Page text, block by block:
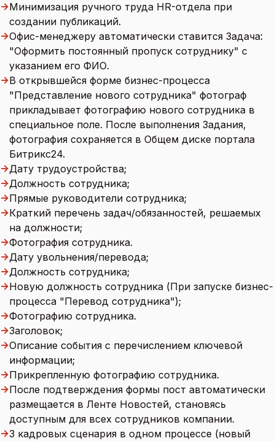
→Минимизация ручного труда HR-отдела при
создании публикаций.
→Офис-менеджеру автоматически ставится Задача:
"Оформить постоянный пропуск сотруднику" с
указанием его ФИО.
→В открывшейся форме бизнес-процесса
"Представление нового сотрудника" фотограф
прикладывает фотографию нового сотрудника в
специальное поле. После выполнения Задания,
фотография сохраняется в Общем диске портала
Битрикс24.
→Дату трудоустройства;
→Должность сотрудника;
→Прямые руководители сотрудника;
→Краткий перечень задач/обязанностей, решаемых
на должности;
→Фотография сотрудника.
→Дату увольнения/перевода;
→Должность сотрудника;
→Новую должность сотрудника (При запуске бизнес-
процесса "Перевод сотрудника");
→Фотографию сотрудника.
→Заголовок;
→Описание события с перечислением ключевой
информации;
→Прикрепленную фотографию сотрудника.
→После подтверждения формы пост автоматически
размещается в Ленте Новостей, становясь
доступным для всех сотрудников компании.
→3 кадровых сценария в одном процессе (новый